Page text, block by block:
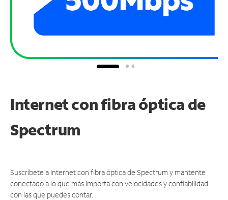
Internet con fibra óptica de
Spectrum
Suscríbete a Internet con fibra óptica de Spectrum y mantente
conectado a lo que más importa con velocidades y confiabilidad
con las que puedes contar.